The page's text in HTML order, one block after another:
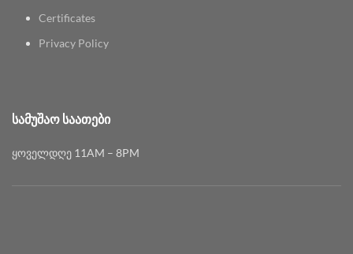
Certificates
Privacy Policy
ᲡᲐᲛᲣᲨᲐᲝ ᲡᲐᲐᲗᲔᲑᲘ
ყოველდღე 11AM – 8PM